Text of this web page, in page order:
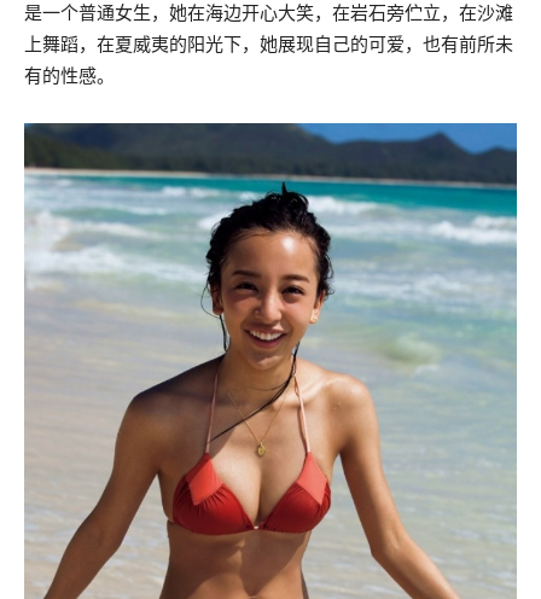
是一个普通女生，她在海边开心大笑，在岩石旁伫立，在沙滩
上舞蹈，在夏威夷的阳光下，她展现自己的可爱，也有前所未
有的性感。